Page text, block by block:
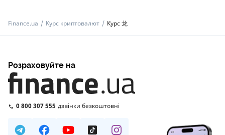
Finance.ua Курс криптовалют Курс 龙
Розраховуйте на
0 800 307 555 дзвінки безкоштовні